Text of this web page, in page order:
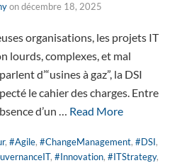
ondécembre 18, 2025
organisations, les projets IT
lourds, complexes, et mal
d’“usines à gaz”, la DSI
le cahier des charges. Entre
d’un … Read More
, #Agile, #ChangeManagement, #DSI,
, #Innovation, #ITStrategy,